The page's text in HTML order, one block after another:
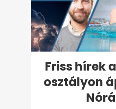
Friss hírek
osztályon